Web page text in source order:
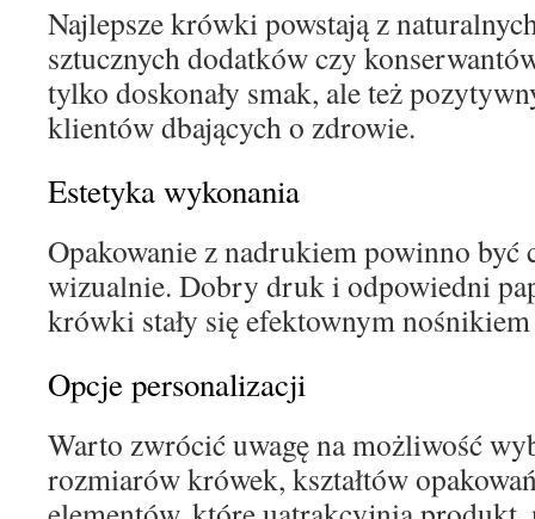
Najlepsze krówki powstają z
sztucznych dodatków czy
tylko doskonały smak, ale też
klientów dbających o zdrowie.
Estetyka wykonania
Opakowanie z nadrukiem powinno być
wizualnie. Dobry druk i odpowiedni
krówki stały się efektownym
Opcje personalizacji
Warto zwrócić uwagę na możliwość
rozmiarów krówek, kształtów